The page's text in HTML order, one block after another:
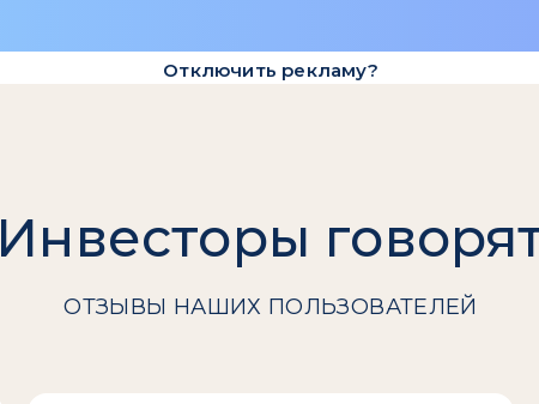
Отключить рекламу?
Инвесторы
ОТЗЫВЫ НАШИХ ПОЛЬЗОВАТЕЛЕЙ